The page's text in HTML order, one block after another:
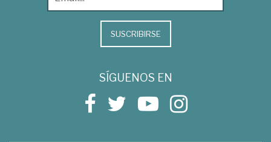
SUSCRIBIRSE
SÍGUENOS EN